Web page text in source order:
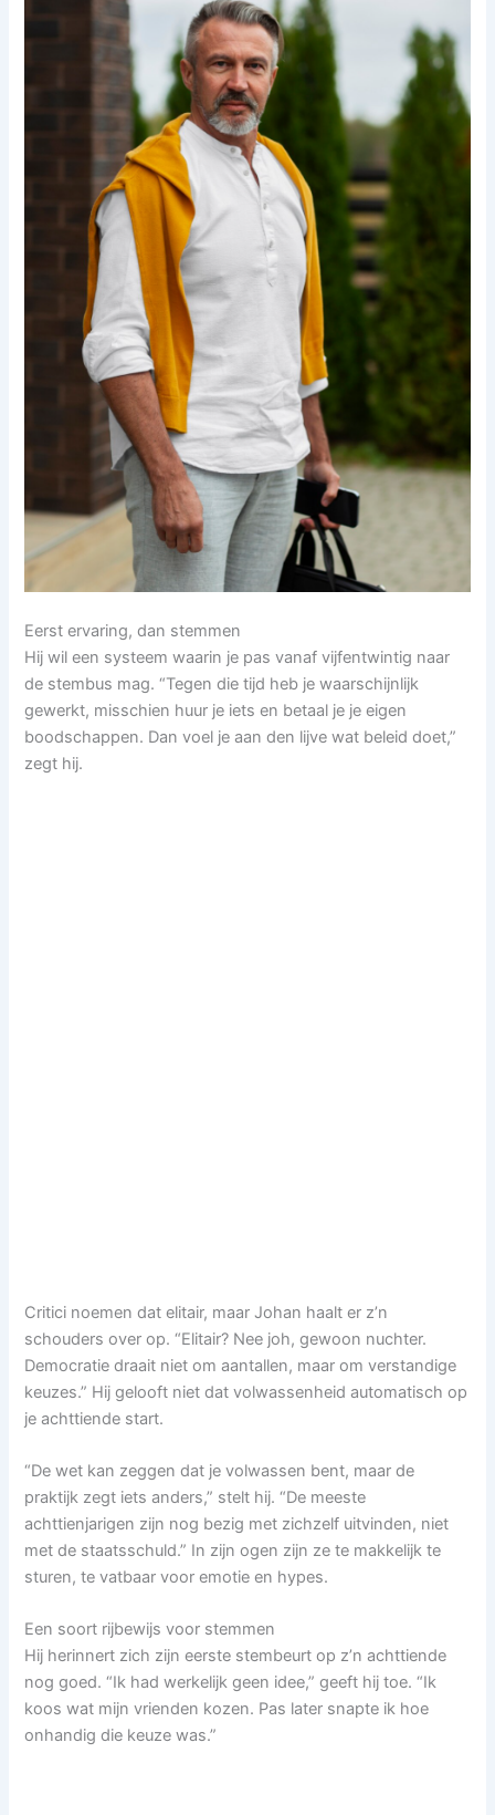
Eerst ervaring, dan stemmen
Hij wil een systeem waarin je pas vanaf vijfentwintig naar
de stembus mag. “Tegen die tijd heb je waarschijnlijk
gewerkt, misschien huur je iets en betaal je je eigen
boodschappen. Dan voel je aan den lijve wat beleid doet,”
zegt hij.
Critici noemen dat elitair, maar Johan haalt er z’n
schouders over op. “Elitair? Nee joh, gewoon nuchter.
Democratie draait niet om aantallen, maar om verstandige
keuzes.” Hij gelooft niet dat volwassenheid automatisch op
je achttiende start.
“De wet kan zeggen dat je volwassen bent, maar de
praktijk zegt iets anders,” stelt hij. “De meeste
achttienjarigen zijn nog bezig met zichzelf uitvinden, niet
met de staatsschuld.” In zijn ogen zijn ze te makkelijk te
sturen, te vatbaar voor emotie en hypes.
Een soort rijbewijs voor stemmen
Hij herinnert zich zijn eerste stembeurt op z’n achttiende
nog goed. “Ik had werkelijk geen idee,” geeft hij toe. “Ik
koos wat mijn vrienden kozen. Pas later snapte ik hoe
onhandig die keuze was.”